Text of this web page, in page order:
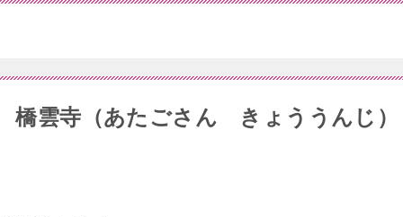
橋雲寺（あたごさん きょううんじ）